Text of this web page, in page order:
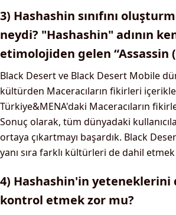
3) Hashashin sınıfını
neydi? "Hashashin" adının
etimolojiden gelen “Assassin
Black Desert ve Black Desert Mobile
kültürden Maceracıların fikirleri
Türkiye&MENA'daki Maceracıların
Sonuç olarak, tüm dünyadaki
ortaya çıkartmayı başardık. Black
yanı sıra farklı kültürleri de dahil
4) Hashashin'in yeteneklerini
kontrol etmek zor mu?